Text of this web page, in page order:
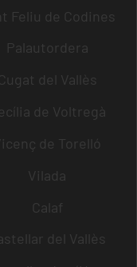
Feliu de Codines
Palautordera
Cugat del Vallès
de Voltregà
de Torelló
Vilada
Calaf
del Vallès